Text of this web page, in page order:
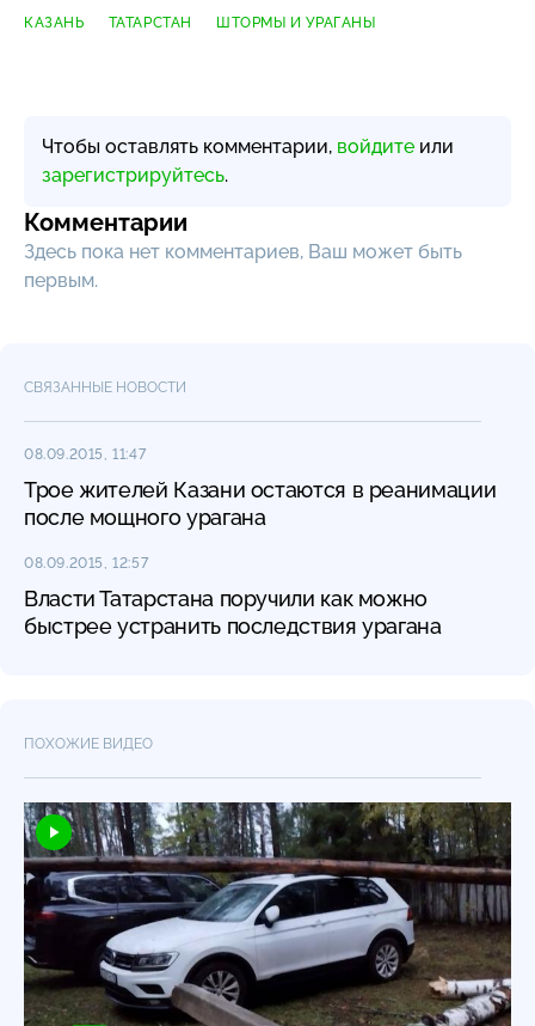
КАЗАНЬ ТАТАРСТАН ШТОРМЫ И УРАГАНЫ
Чтобы оставлять комментарии, войдите или
зарегистрируйтесь.
Комментарии
Здесь пока нет комментариев, Ваш может быть
первым.
СВЯЗАННЫЕ НОВОСТИ
08.09.2015, 11:47
Трое жителей Казани остаются в реанимации
после мощного урагана
08.09.2015, 12:57
Власти Татарстана поручили как можно
быстрее устранить последствия урагана
ПОХОЖИЕ ВИДЕО